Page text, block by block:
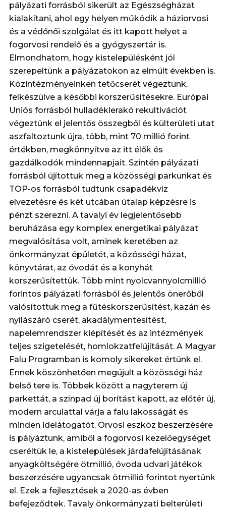
pályázati forrásból sikerült az Egészségházat
kialakítani, ahol egy helyen működik a háziorvosi
és a védőnői szolgálat és itt kapott helyet a
fogorvosi rendelő és a gyógyszertár is.
Elmondhatom, hogy kistelepülésként jól
szerepeltünk a pályázatokon az elmúlt években is.
Közintézményeinken tetőcserét végeztünk,
felkészülve a későbbi korszerűsítésekre. Európai
Uniós forrásból hulladéklerakó rekultivációt
végeztünk el jelentős összegből és külterületi utat
aszfaltoztunk újra, több, mint 70 millió forint
értékben, megkönnyítve az itt élők és
gazdálkodók mindennapjait. Szintén pályázati
forrásból újítottuk meg a közösségi parkunkat és
TOP-os forrásból tudtunk csapadékvíz
elvezetésre és két utcában útalap képzésre is
pénzt szerezni. A tavalyi év legjelentősebb
beruházása egy komplex energetikai pályázat
megvalósítása volt, aminek keretében az
önkormányzat épületét, a közösségi házat,
könyvtárat, az óvodát és a konyhát
korszerűsítettük. Több mint nyolcvannyolcmillió
forintos pályázati forrásból és jelentős önerőből
valósítottuk meg a fűtéskorszerűsítést, kazán és
nyílászáró cserét, akadálymentesítést,
napelemrendszer kiépítését és az intézmények
teljes szigetelését, homlokzatfelújítását. A Magyar
Falu Programban is komoly sikereket értünk el.
Ennek köszönhetően megújult a közösségi ház
belső tere is. Többek között a nagyterem új
parkettát, a színpad új borítást kapott, az előtér új,
modern arculattal várja a falu lakosságát és
minden idelátogatót. Orvosi eszköz beszerzésére
is pályáztunk, amiből a fogorvosi kezelőegységet
cseréltük le, a kistelepülések járdafelújításának
anyagköltségére ötmillió, óvoda udvari játékok
beszerzésére ugyancsak ötmillió forintot nyertünk
el. Ezek a fejlesztések a 2020-as évben
befejeződtek. Tavaly önkormányzati belterületi